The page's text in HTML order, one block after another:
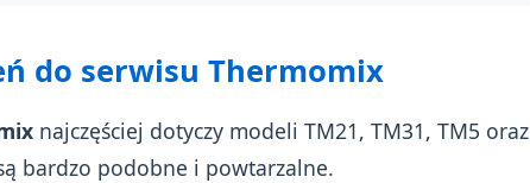
do serwisu Thermomix
najczęściej dotyczy modeli TM21, TM31, TM5 oraz
bardzo podobne i powtarzalne.